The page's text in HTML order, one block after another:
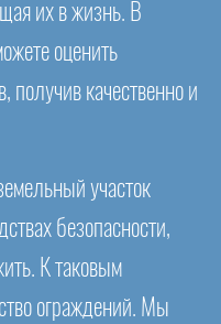
их в жизнь. В
оценить
получив качественно и
участок
безопасности,
К таковым
ограждений. Мы